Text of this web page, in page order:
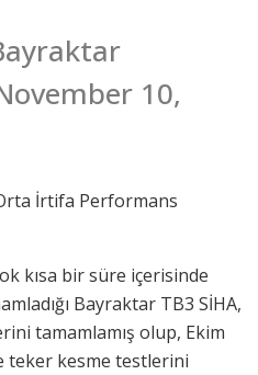
10,
İrtifa Performans
kısa bir süre içerisinde
Bayraktar TB3 SİHA,
tamamlamış olup, Ekim
teker kesme testlerini